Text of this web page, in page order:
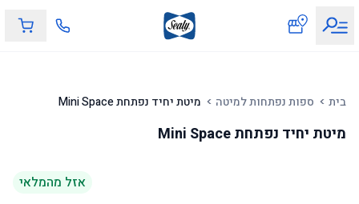
בית ספות נפתחות למיטה מיטת יחיד נפתחת Mini Space
מיטת יחיד נפתחת Mini Space
אזל מהמלאי